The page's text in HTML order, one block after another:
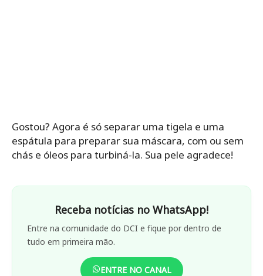
Gostou? Agora é só separar uma tigela e uma
espátula para preparar sua máscara, com ou sem
chás e óleos para turbiná-la. Sua pele agradece!
Receba notícias no WhatsApp!
Entre na comunidade do DCI e fique por dentro de
tudo em primeira mão.
ENTRE NO CANAL